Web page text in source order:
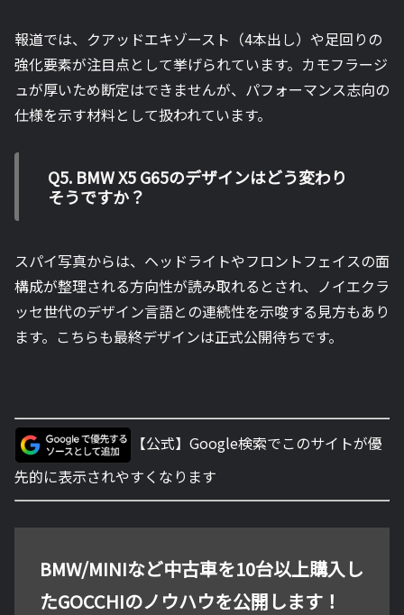
報道では、クアッドエキゾースト（4本出し）や足回りの
強化要素が注目点として挙げられています。カモフラージ
ュが厚いため断定はできませんが、パフォーマンス志向の
仕様を示す材料として扱われています。
Q5. BMW X5 G65のデザインはどう変わり
そうですか？
スパイ写真からは、ヘッドライトやフロントフェイスの面
構成が整理される方向性が読み取れるとされ、ノイエクラ
ッセ世代のデザイン言語との連続性を示唆する見方もあり
ます。こちらも最終デザインは正式公開待ちです。
【公式】Google検索でこのサイトが優
先的に表示されやすくなります
BMW/MINIなど中古車を10台以上購入し
たGOCCHIのノウハウを公開します！